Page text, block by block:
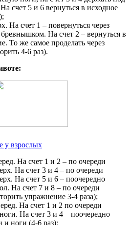
счет 5 и 6 вернуться в исходное
На счет 1 – повернуться через
На счет 2 – вернуться в
То же самое проделать через
4-6 раз).
у взрослых
На счет 1 и 2 – по очереди
На счет 3 и 4 – по очереди
На счет 5 и 6 – поочередно
На счет 7 и 8 – по очереди
упражнение 3-4 раза);
На счет 1 и 2 по очереди
На счет 3 и 4 – поочередно
и ноги (4-6 раз);